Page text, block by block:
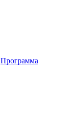
Программа